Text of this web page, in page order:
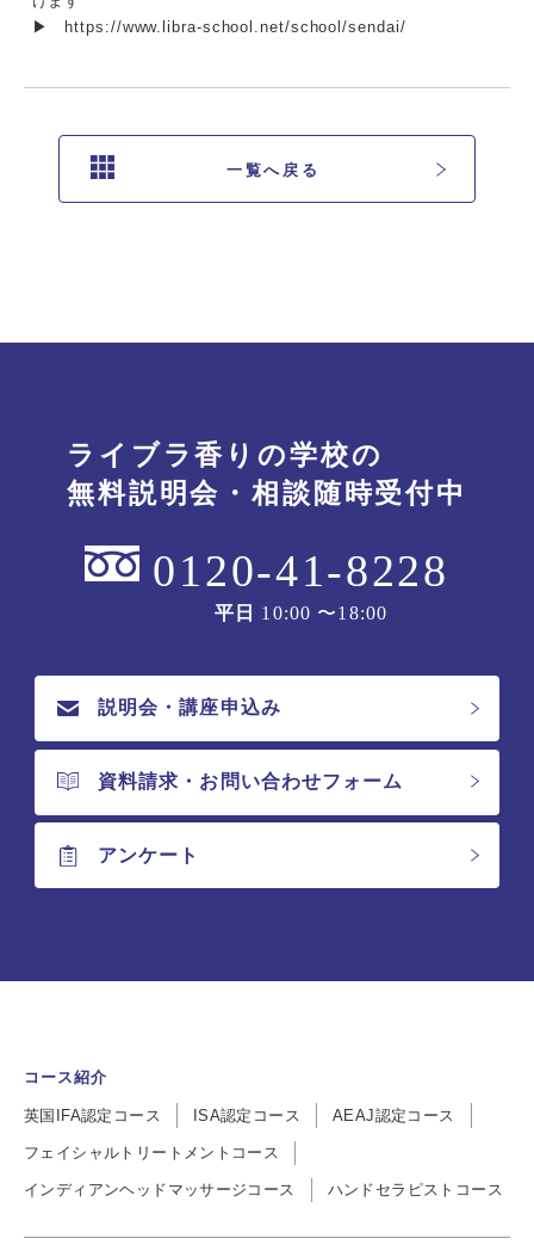
▶
https://www.libra-school.net/school/sendai/
一覧へ戻る
ライブラ香りの学校の
無料説明会・相談随時受付中
0120-41-8228
平日 10:00 〜18:00
説明会・講座申込み
資料請求・お問い合わせフォーム
アンケート
コース紹介
英国IFA認定コース ISA認定コース AEAJ認定コース
フェイシャルトリートメントコース
インディアンヘッドマッサージコース ハンドセラピストコース